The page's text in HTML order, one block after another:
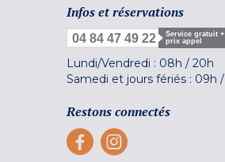
Infos et réservations
04 84 47 49 22
Service gratuit +
prix appel
Lundi/Vendredi : 08h / 20h
Samedi et jours fériés : 09h /
Restons connectés